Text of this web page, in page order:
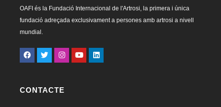
OAFI és la Fundació Internacional de l'Artrosi, la primera i única
fundació adreçada exclusivament a persones amb artrosi a nivell
mundial.
CONTACTE